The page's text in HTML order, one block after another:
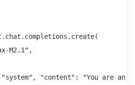
M2.1",
"content": "You are an